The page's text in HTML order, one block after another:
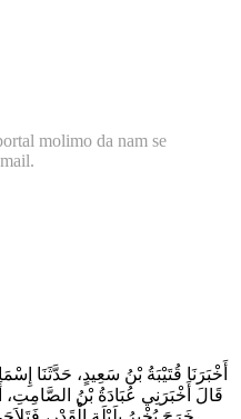
molimo da nam se
أَخْبَرَنَا قُتَيْبَةُ بْنُ سَعِيدٍ، حَدَّثَنَا
قَالَ أَخْبَرَنِي عُبَادَةُ بْنُ